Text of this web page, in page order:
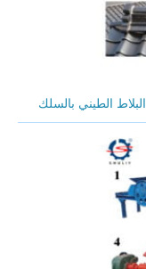
الطيني بالسلك